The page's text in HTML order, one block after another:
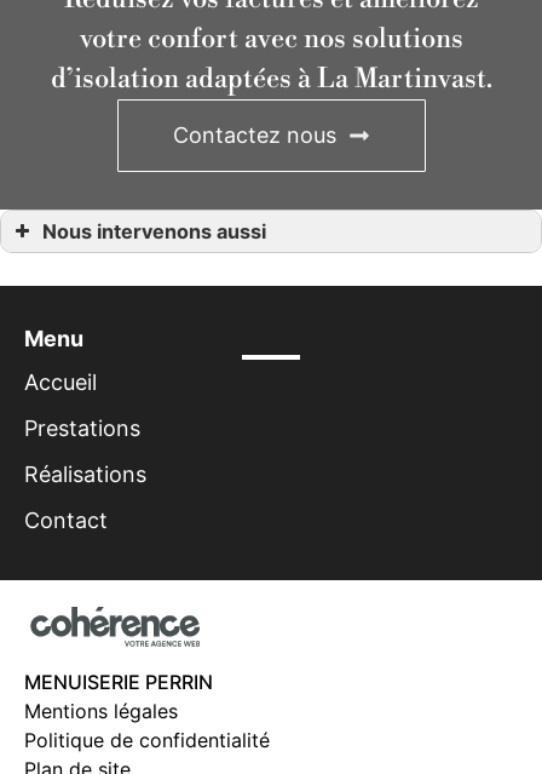
votre confort avec nos solutions
d’isolation adaptées à La Martinvast.
Contactez nous
Nous intervenons aussi
Isolation à La Hague
Isolation à Martinvast
Isolation à Les Pieux
Isolation à Saint-Vaast-la-Hougue
Menu
Accueil
Prestations
Réalisations
Contact
MENUISERIE PERRIN
Mentions légales
Politique de confidentialité
Plan de site